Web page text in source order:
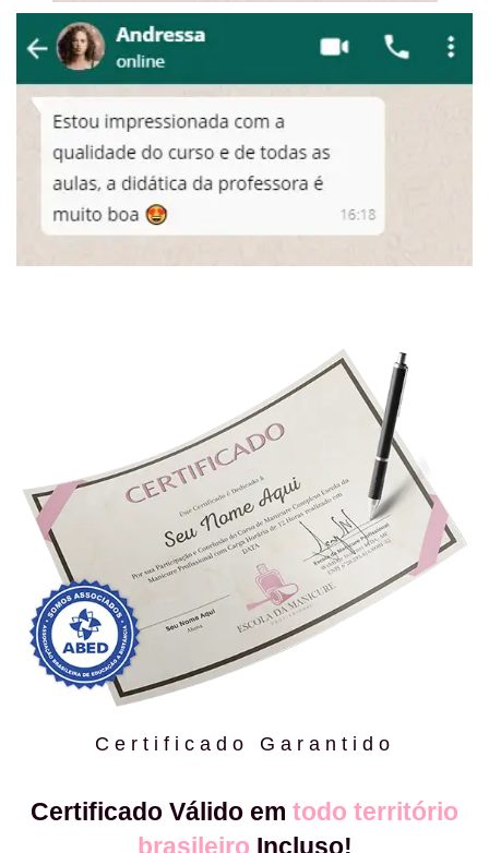
Certificado Garantido
Certificado Válido em todo território
brasileiro Incluso!